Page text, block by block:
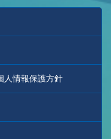
人情報保護方針